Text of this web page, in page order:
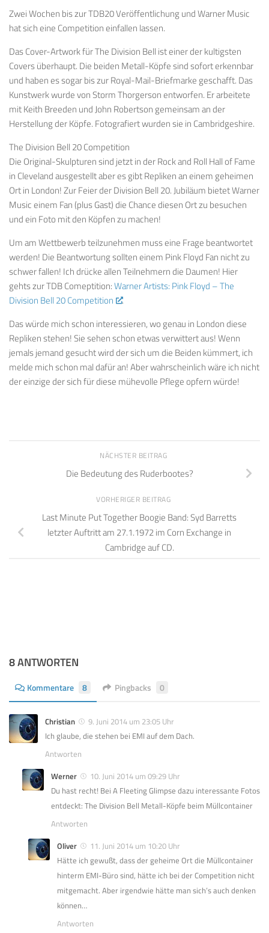
Zwei Wochen bis zur TDB20 Veröffentlichung und Warner Music
hat sich eine Competition einfallen lassen.
DasCover-Artworkfür The Division Bell ist einerder kultigsten
Covers überhaupt. Die beiden Metall-Köpfesind sofort erkennbar
und haben es sogar bis zurRoyal-Mail-Briefmarke geschafft. Das
Kunstwerkwurde vonStormThorgerson entworfen. Er arbeitete
mitKeith Breeden und John Robertson gemeinsam an der
Herstellung der Köpfe. Fotografiert wurden sie in Cambridgeshire.
The Division Bell 20 Competition
Die Original-Skulpturen sind jetzt in derRock and Roll Hall of Fame
in Cleveland ausgestellt aber es gibtReplikenan einem geheimen
Ortin London!Zur Feierder Division Bell 20. Jubiläum bietet Warner
Musiceinem Fan(plusGast) die Chancediesen Ortzu besuchen
und ein Foto mit den Köpfenzu machen!
Um am Wettbewerb teilzunehmen muss eine Frage beantwortet
werden! Die Beantwortung sollten einem Pink Floyd Fan nicht zu
schwer fallen! Ich drücke allen Teilnehmern die Daumen! Hier
gehts zur TDB Comeptition:Warner Artists: Pink Floyd – The
Division Bell 20 Competition
.
Das würde mich schon interessieren, wo genau in London diese
Repliken stehen! Sie sehen schon etwas verwittert aus! Wenn
jemals jemand gesucht wird der sich um die Beiden kümmert, ich
melde mich schon mal dafür an! Aber wahrscheinlich wäre ich nicht
der einzige der sich für diese mühevolle Pflege opfern würde!
NÄCHSTER BEITRAG
Die Bedeutung des Ruderbootes?
VORHERIGER BEITRAG
Last Minute Put Together Boogie Band: Syd Barretts
letzter Auftritt am 27.1.1972 im Corn Exchange in
Cambridge auf CD.
8 ANTWORTEN
Kommentare 8 Pingbacks 0
Christian
9. Juni 2014 um 23:05 Uhr
Ich glaube, die stehen bei EMI auf dem Dach.
Antworten
Werner
10. Juni 2014 um 09:29 Uhr
Du hast recht! Bei A Fleeting Glimpse dazu interessante Fotos
entdeckt: The Division Bell Metall-Köpfe beim Müllcontainer
Antworten
Oliver
11. Juni 2014 um 10:20 Uhr
Hätte ich gewußt, dass der geheime Ort die Müllcontainer
hinterm EMI-Büro sind, hätte ich bei der Competition nicht
mitgemacht. Aber irgendwie hätte man sich’s auch denken
können…
Antworten